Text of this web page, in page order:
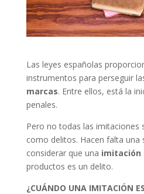
Las leyes españolas
instrumentos para perseguir
marcas. Entre ellos, está la
penales.
Pero no todas las imitaciones
como delitos. Hacen falta una
considerar que una imitación
productos es un delito.
¿CUÁNDO UNA IMITACIÓN